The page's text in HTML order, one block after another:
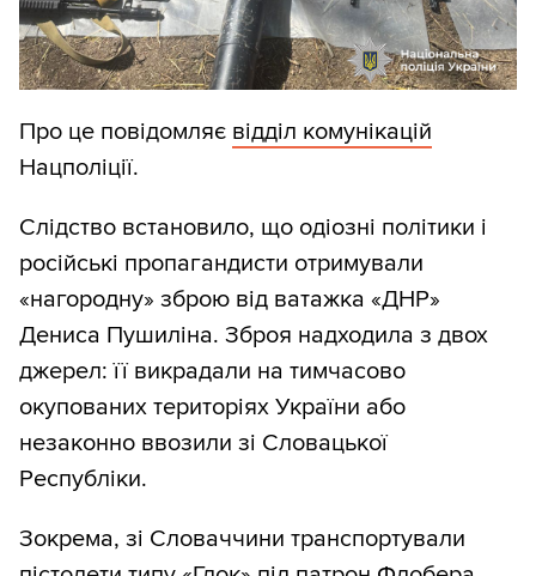
Про це повідомляє відділ комунікацій
Нацполіції.
Слідство встановило, що одіозні політики і
російські пропагандисти отримували
«нагородну» зброю від ватажка «ДНР»
Дениса Пушиліна. Зброя надходила з двох
джерел: її викрадали на тимчасово
окупованих територіях України або
незаконно ввозили зі Словацької
Республіки.
Зокрема, зі Словаччини транспортували